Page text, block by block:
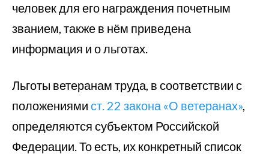
человек для его награждения почетным
званием, также в нём приведена
информация и о льготах.
Льготы ветеранам труда, в соответствии с
положениями ст. 22 закона «О ветеранах»,
определяются субъектом Российской
Федерации. То есть, их конкретный список